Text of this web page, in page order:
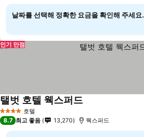
날짜를 선택해 정확한 요금을 확인해 주세요.
인기 만점
4 성급 호텔
탤벗 호텔 웩스퍼드
8.7 최고 좋음 13,270 웩스퍼드